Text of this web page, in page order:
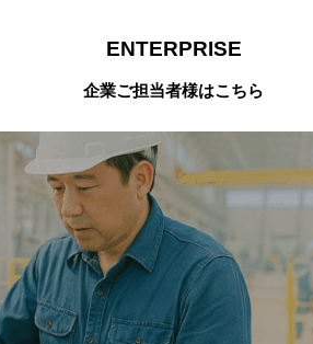
ENTERPRISE
企業ご担当者様はこちら